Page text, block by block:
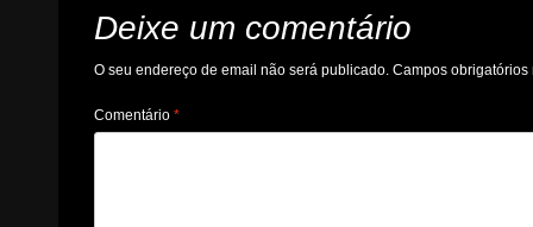
Deixe um comentário
O seu endereço de email não será publicado. Campos
Comentário*